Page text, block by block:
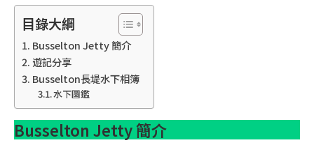
目錄大綱
Busselton Jetty 簡介
遊記分享
Busselton長堤水下相簿
水下圖鑑
Busselton Jetty 簡介